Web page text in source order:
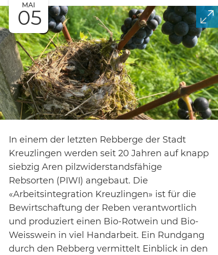
MAI
05
In einem der letzten Rebberge der Stadt
Kreuzlingen werden seit 20 Jahren auf knapp
siebzig Aren pilzwiderstandsfähige
Rebsorten (PIWI) angebaut. Die
«Arbeitsintegration Kreuzlingen» ist für die
Bewirtschaftung der Reben verantwortlich
und produziert einen Bio-Rotwein und Bio-
Weisswein in viel Handarbeit. Ein Rundgang
durch den Rebberg vermittelt Einblick in den